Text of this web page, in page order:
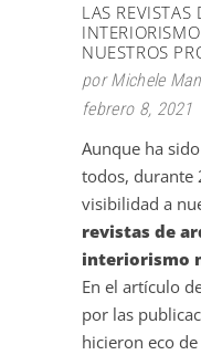
LAS REVISTAS
NUESTROS
porMichele
febrero 8, 2021
Aunque ha
todos, durante
visibilidad a
revistas de
interiorismo
En el artículo
por las
hicieron eco de